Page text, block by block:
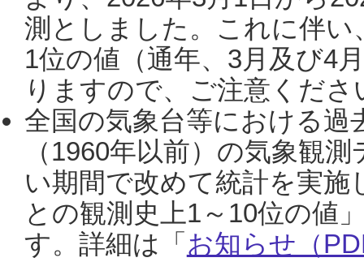
測としました。これに伴い
1位の値（通年、3月及び4
りますので、ご注意くだ
全国の気象台等における過
（1960年以前）の気象観
い期間で改めて統計を実
との観測史上1～10位の値
す。詳細は「 お知らせ（